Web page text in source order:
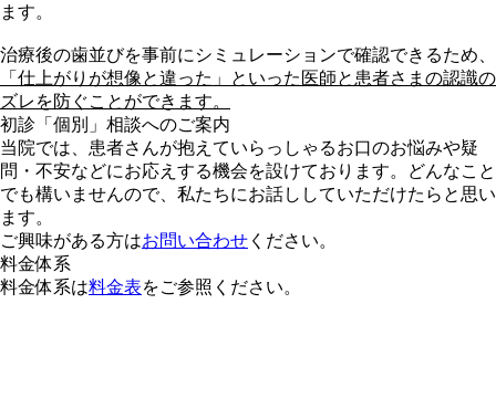
ます。
治療後の歯並びを事前にシミュレーションで確認できるため、
「仕上がりが想像と違った」といった医師と患者さまの認識の
ズレを防ぐことができます。
初診「個別」相談へのご案内
当院では、患者さんが抱えていらっしゃるお口のお悩みや疑
問・不安などにお応えする機会を設けております。どんなこと
でも構いませんので、私たちにお話ししていただけたらと思い
ます。
ご興味がある方はお問い合わせ ください。
料金体系
料金体系は料金表をご参照ください。